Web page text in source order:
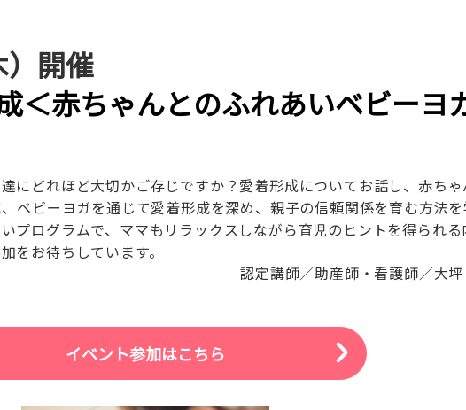
開催
＜赤ちゃんとのふれあいベビーヨ
にどれほど大切かご存じですか？愛着形成についてお話し、赤ち
ベビーヨガを通じて愛着形成を深め、親子の信頼関係を育む方法を
プログラムで、ママもリラックスしながら育児のヒントを得られる
をお待ちしています。
認定講師／助産師・看護師／大
イベント参加はこちら